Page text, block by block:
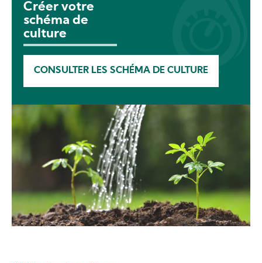
Créer votre
schéma de
culture
CONSULTER LES SCHÉMA DE CULTURE